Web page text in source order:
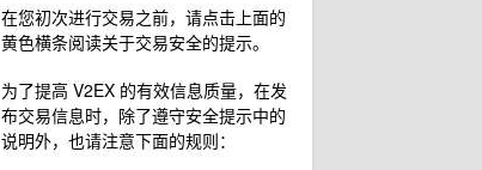
在您初次进行交易之前，请点击上面的
黄色横条阅读关于交易安全的提示。
为了提高 V2EX 的有效信息质量，在发
布交易信息时，除了遵守安全提示中的
说明外，也请注意下面的规则：